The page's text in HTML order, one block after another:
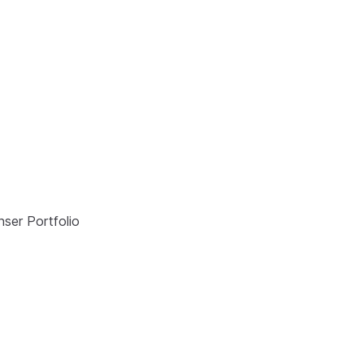
Portfolio